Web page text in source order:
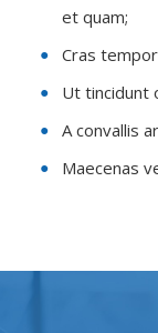
et quam;
Cras
Ut tincidunt
A convallis
Maecenas